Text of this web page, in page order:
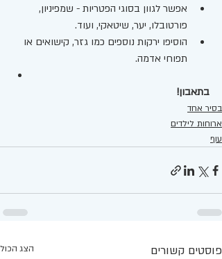
אפשר לגוון בסוגי הפטריות - שמפיניון,
פורטובלו, יער, שיטאקי, ועוד.
הוסיפו ירקות נוספים כמו גזר, קישואים או
תפוחי אדמה.
בתאבון!
בסיר אחד
ארוחות לילדים
עוף
פוסטים קשורים הצג הכול